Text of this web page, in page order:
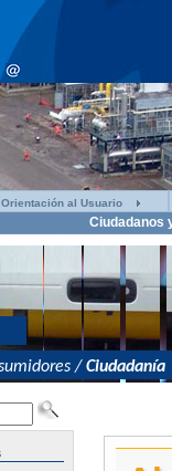
Orientación al Usuario
Ciudadanos